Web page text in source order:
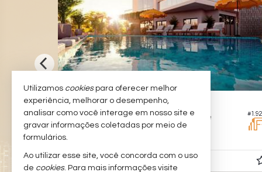
#2.273
BALNEÁRIO CAMBORIÚ -
Apartamento no Edifício Cyano Mare
Consulte-nos
Utilizamos cookiespara oferecer melhor
experiência, melhorar o desempenho,
analisar como você interage em nosso site e
gravar informações coletadas por meio de
formulários.
Ao utilizar esse site, você concorda com o uso
de cookies. Para mais informações visite